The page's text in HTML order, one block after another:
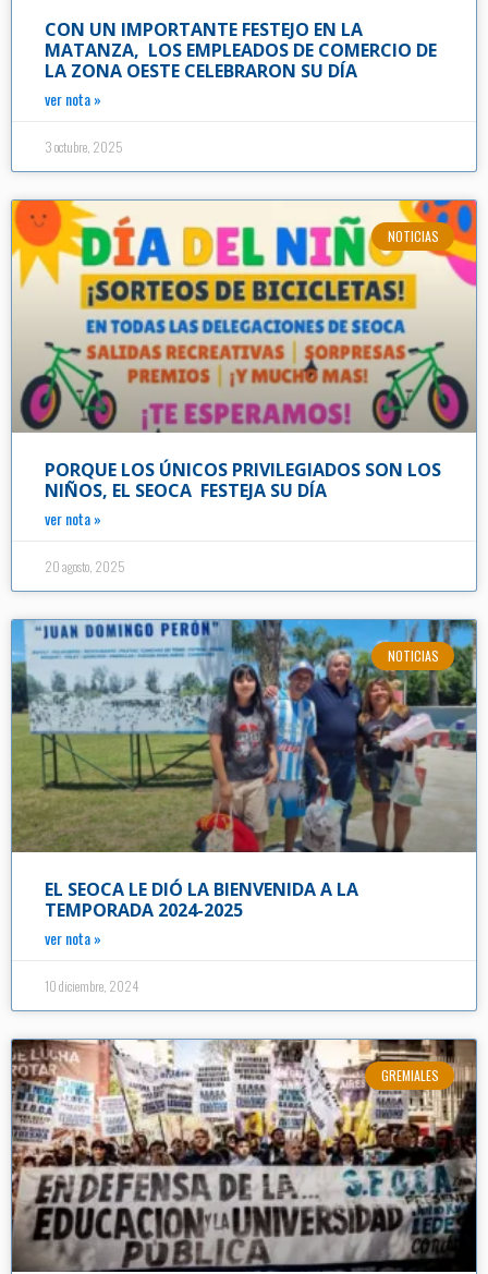
CON UN IMPORTANTE FESTEJO EN LA
MATANZA, LOS EMPLEADOS DE COMERCIO DE
LA ZONA OESTE CELEBRARON SU DÍA
ver nota »
3 octubre, 2025
NOTICIAS
PORQUE LOS ÚNICOS PRIVILEGIADOS SON LOS
NIÑOS, EL SEOCA FESTEJA SU DÍA
ver nota »
20 agosto, 2025
NOTICIAS
EL SEOCA LE DIÓ LA BIENVENIDA A LA
TEMPORADA 2024-2025
ver nota »
10 diciembre, 2024
GREMIALES